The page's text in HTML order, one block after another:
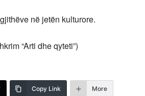
në jetën kulturore.
“Arti dhe qyteti”)
Copy Link More